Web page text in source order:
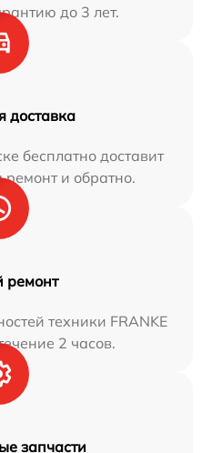
до 3 лет.
доставка
бесплатно доставит
ремонт и обратно.
ремонт
техники FRANKE
2 часов.
запчасти